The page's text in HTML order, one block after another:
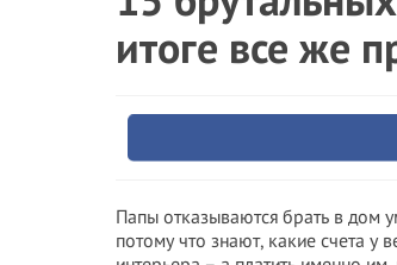
итоге все же
Папы отказываются брать в дом
потому что знают, какие счета у